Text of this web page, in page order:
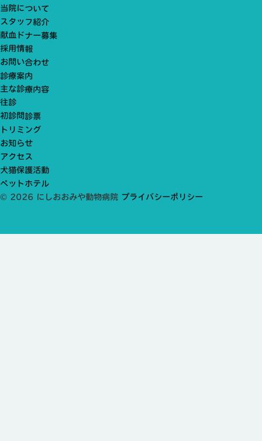
当院について
スタッフ紹介
献血ドナー募集
採用情報
お問い合わせ
診療案内
主な診療内容
往診
初診問診票
トリミング
お知らせ
アクセス
犬猫保護活動
ペットホテル
© 2026 にしおおみや動物病院 プライバシーポリシー